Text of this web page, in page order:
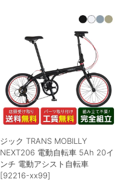
ジック TRANS MOBILLY
NEXT206 電動自転車 5Ah 20イ
ンチ 電動アシスト自転車
[92216-xx99]